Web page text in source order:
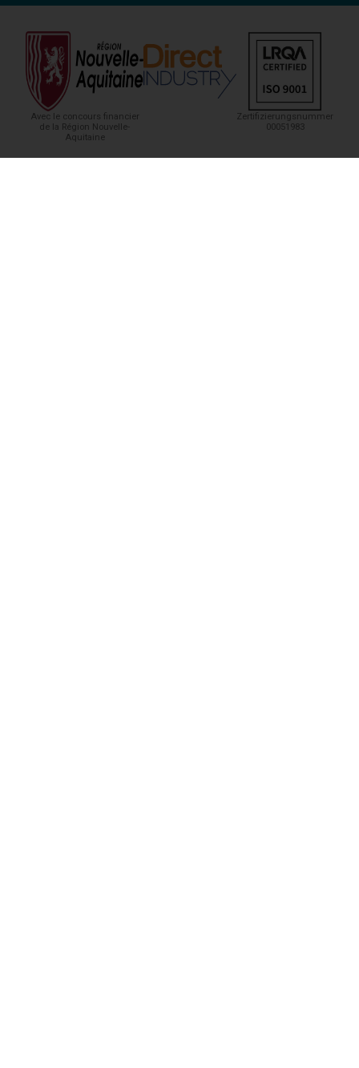
Avec le concours financier
de la Région Nouvelle-
Aquitaine
Zertifizierungsnummer
00051983